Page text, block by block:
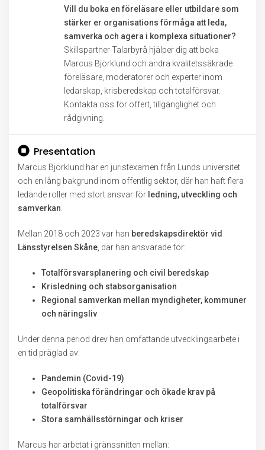
Vill du boka en föreläsare eller utbildare som
stärker er organisations förmåga att leda,
samverka och agera i komplexa situationer?
Skillspartner Talarbyrå hjälper dig att boka
Marcus Björklund och andra kvalitetssäkrade
föreläsare, moderatorer och experter inom
ledarskap, krisberedskap och totalförsvar.
Kontakta oss för offert, tillgänglighet och
rådgivning.
Presentation
Marcus Björklund har en juristexamen från Lunds universitet
och en lång bakgrund inom offentlig sektor, där han haft flera
ledande roller med stort ansvar för ledning, utveckling och
samverkan
Mellan 2018 och 2023 var han beredskapsdirektör vid
Länsstyrelsen Skåne , där han ansvarade för:
Totalförsvarsplanering och civil beredskap
Krisledning och stabsorganisation
Regional samverkan mellan myndigheter, kommuner
och näringsliv
Under denna period drev han omfattande utvecklingsarbete i
en tid präglad av:
Pandemin (Covid-19)
Geopolitiska förändringar och ökade krav på
totalförsvar
Stora samhällsstörningar och kriser
Marcus har arbetat i gränssnitten mellan: